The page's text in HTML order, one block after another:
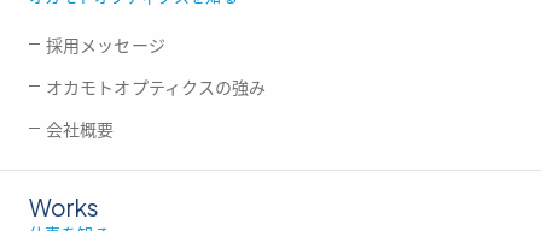
採用メッセージ
オカモトオプティクスの強み
会社概要
Works